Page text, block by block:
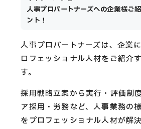
人事プロパートナーズへの企業様ご
ント！
人事プロパートナーズは、企業
ロフェッショナル人材をご紹介
す。
採用戦略立案から実行・評価制
ア採用・労務など、人事業務の
をプロフェッショナル人材が解決